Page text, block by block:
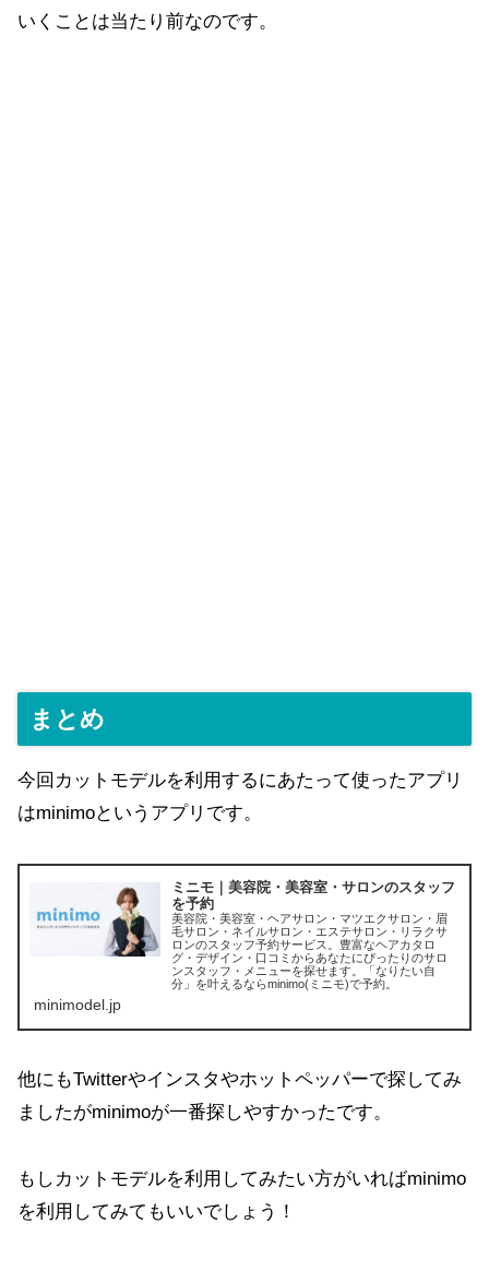
いくことは当たり前なのです。
まとめ
今回カットモデルを利用するにあたって使ったアプリ
はminimoというアプリです。
ミニモ｜美容院・美容室・サロンのスタッフ
を予約
美容院・美容室・ヘアサロン・マツエクサロン・眉
毛サロン・ネイルサロン・エステサロン・リラクサ
ロンのスタッフ予約サービス。豊富なヘアカタロ
グ・デザイン・口コミからあなたにぴったりのサロ
ンスタッフ・メニューを探せます。「なりたい自
分」を叶えるならminimo(ミニモ)で予約。
minimodel.jp
他にもTwitterやインスタやホットペッパーで探してみ
ましたがminimoが一番探しやすかったです。
もしカットモデルを利用してみたい方がいればminimo
を利用してみてもいいでしょう！